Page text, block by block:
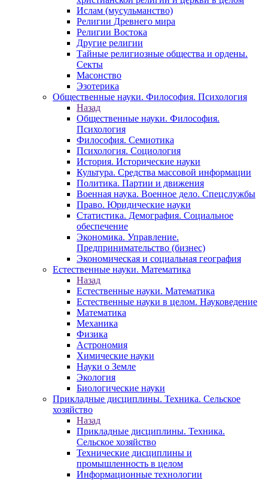
Ислам (мусульманство)
Религии Древнего мира
Религии Востока
Другие религии
Тайные религиозные общества и ордены.
Секты
Масонство
Эзотерика
Общественные науки. Философия. Психология
Назад
Общественные науки. Философия.
Психология
Философия. Семиотика
Психология. Социология
История. Исторические науки
Культура. Средства массовой информации
Политика. Партии и движения
Военная наука. Военное дело. Спецслужбы
Право. Юридические науки
Статистика. Демография. Социальное
обеспечение
Экономика. Управление.
Предпринимательство (бизнес)
Экономическая и социальная география
Естественные науки. Математика
Назад
Естественные науки. Математика
Естественные науки в целом. Науковедение
Математика
Механика
Физика
Астрономия
Химические науки
Науки о Земле
Экология
Биологические науки
Прикладные дисциплины. Техника. Сельское
хозяйство
Назад
Прикладные дисциплины. Техника.
Сельское хозяйство
Технические дисциплины и
промышленность в целом
Информационные технологии